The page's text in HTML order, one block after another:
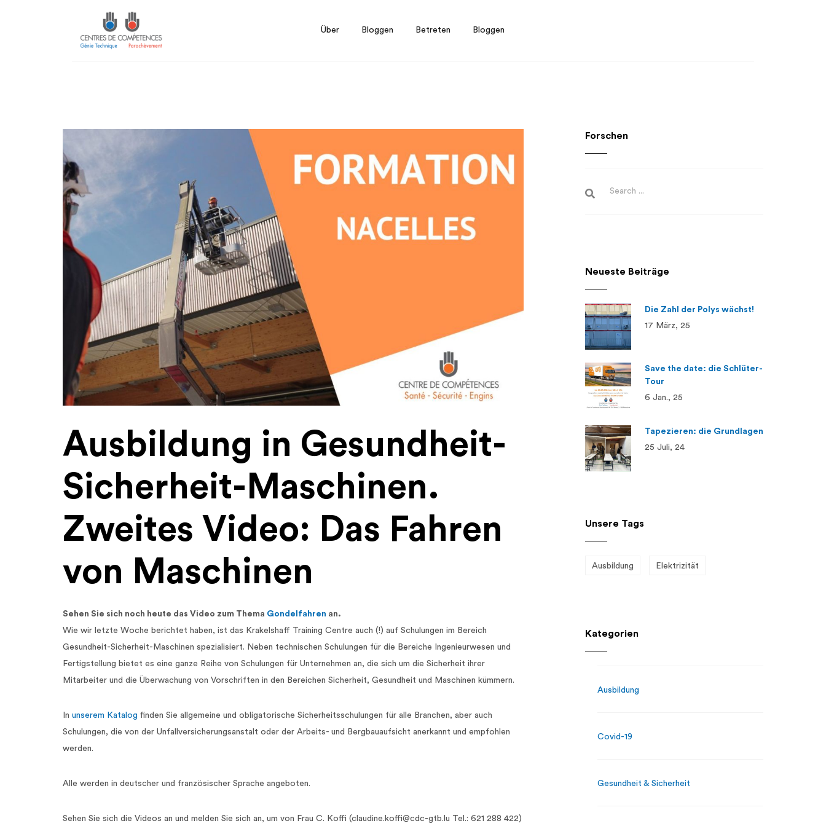
Über Bloggen Betreten Bloggen
Ausbildung in Gesundheit-
Sicherheit-Maschinen.
Zweites Video: Das Fahren
von Maschinen
Sehen Sie sich noch heute das Video zum Thema Gondelfahren an.
Wie wir letzte Woche berichtet haben, ist das Krakelshaff Training Centre auch (!) auf Schulungen im Bereich
Gesundheit-Sicherheit-Maschinen spezialisiert. Neben technischen Schulungen für die Bereiche Ingenieurwesen und
Fertigstellung bietet es eine ganze Reihe von Schulungen für Unternehmen an, die sich um die Sicherheit ihrer
Mitarbeiter und die Überwachung von Vorschriften in den Bereichen Sicherheit, Gesundheit und Maschinen kümmern.
In unserem Katalog finden Sie allgemeine und obligatorische Sicherheitsschulungen für alle Branchen, aber auch
Schulungen, die von der Unfallversicherungsanstalt oder der Arbeits- und Bergbauaufsicht anerkannt und empfohlen
werden.
Alle werden in deutscher und französischer Sprache angeboten.
Sehen Sie sich die Videos an und melden Sie sich an, um von Frau C. Koffi (claudine.koffi@cdc-gtb.lu Tel.: 621 288 422)
Forschen
Neueste Beiträge
Die Zahl der Polys wächst!
17 März, 25
Save the date: die Schlüter-
Tour
6 Jan., 25
Tapezieren: die Grundlagen
25 Juli, 24
Unsere Tags
Ausbildung Elektrizität
Kategorien
Ausbildung
Covid-19
Gesundheit & Sicherheit